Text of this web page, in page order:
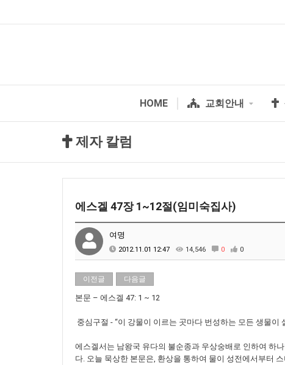
HOME 교회안내
제자 칼럼
에스겔 47장 1~12절(임미숙집사)
여명
2012.11.01 12:47 14,546 0 0
이전글 다음글
본문 – 에스겔 47: 1 ~ 12
중심구절 - “이 강물이 이르는 곳마다 번성하는 모든 생물
에스겔서는 남왕국 유다의 불순종과 우상숭배로 인하여 하
다. 오늘 묵상한 본문은, 환상을 통하여 물이 성전에서부터